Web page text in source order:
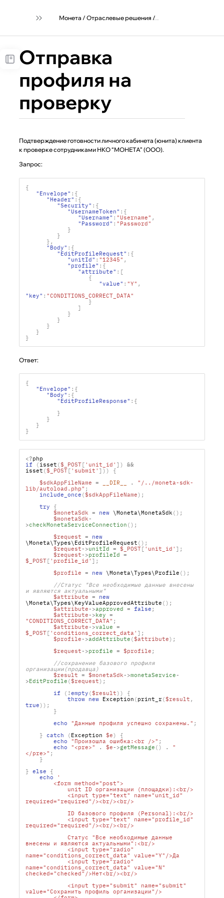
Монета / Отраслевые решения /
Отправка
профиля на
проверку
Подтверждение готовности личного кабинета (юнита) клиента
к проверке сотрудниками НКО “МОНЕТА” (ООО).
Запрос:
{
"Envelope" :{
"Header" :{
"Security" :{
"UsernameToken" :{
"Username" : "Username" ,
"Password" : "Password"
}
}
},
"Body" :{
"EditProfileRequest" :{
"unitId" : "12345" ,
"profile" :{
"attribute" :[
{
"value" : "Y" ,
"key" : "CONDITIONS_CORRECT_DATA"
}
]
}
}
}
}
}
Ответ:
{
"Envelope" :{
"Body" :{
"EditProfileResponse" :{
}
}
}
}
<?
if
( isset ($_POST[ 'unit_id' ])
&&
isset ($_POST[ 'submit' ]))
{
$sdkAppFileName = __DIR__ .
"/../moneta-sdk-
lib/autoload.php" ;
include_once ($sdkAppFileName);
try
{
$monetaSdk = new \Moneta\MonetaSdk ();
$monetaSdk-
>checkMonetaServiceConnection ();
$request =
new
\Moneta\Types\EditProfileRequest ();
$request->unitId = $_POST[ 'unit_id' ];
$request->profileId =
$_POST[ 'profile_id' ];
$profile = new \Moneta\Types\Profile ();
//Статус "Все необходимые данные внесены
и являются актуальными"
$attribute =
new
\Moneta\Types\KeyValueApprovedAttribute ();
$attribute->approved = false ;
$attribute->key =
"CONDITIONS_CORRECT_DATA" ;
$attribute->value =
$_POST[ 'conditions_correct_data' ];
$profile->addAttribute ($attribute);
$request->profile = $profile ;
//сохранение базового профиля
$result = $monetaSdk->monetaService-
>EditProfile ($request);
if
( ! empty ($result))
{
throw new Exception ( print_r($result ,
true));
}
echo
"Данные профиля успешно сохранены." ;
}
catch ( Exception $e)
{
echo
"Произошла ошибка:<br />" ;
echo
"<pre>" . $e->getMessage () .
"
</pre>" ;
}
} else
{
echo
name="conditions_correct_data" value="N"